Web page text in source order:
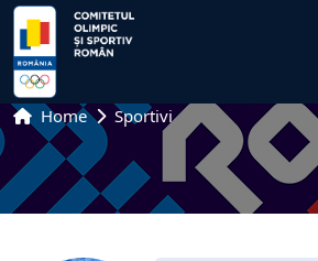
Home Sportivi